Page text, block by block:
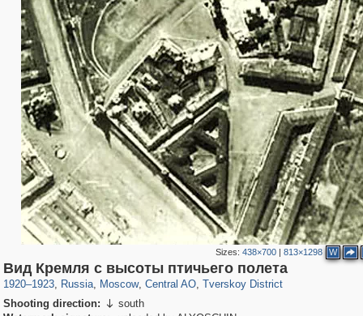
Sizes:438×700 |813×1298 W
Вид Кремля с высоты птичьего полета
1920–1923, Russia
1,406,840 29,243
, Moscow
319,864 8,286
, Central AO
160,012 5,916
, Tverskoy District
53,052 2,283
Shooting direction:  south